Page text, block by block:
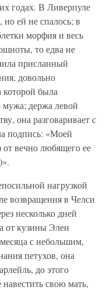
годах. В Ливерпуле
ей не спалось; в
морфия и весь
то едва не
присланный
довольно
которой была
держа левой
она разговаривает с
подпись: «Моей
вечно любящего ее
нагрузкой
возвращения в Челси
несколько дней
от кузины Элен
с небольшим,
петухов, она
до этого
свою мать,